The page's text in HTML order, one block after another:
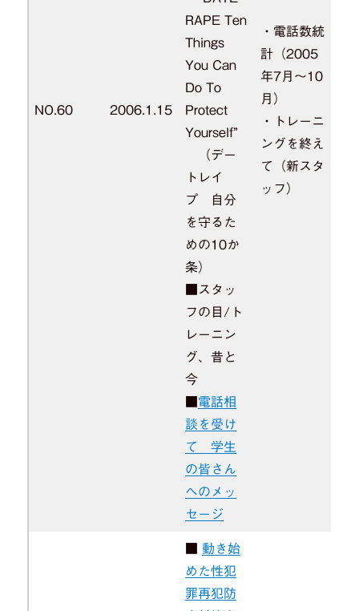
NO.60 2006.1.15
RAPE Ten
Things
You Can
Do To
Protect
Yourself”
（デー
トレイ
プ 自分
を守るた
めの10か
条）
■スタッ
フの目/ト
レーニン
グ、昔と
今
電話相
談を受け
て 学生
の皆さん
へのメッ
セージ
・電話数統
計（2005
年7月～10
月）
・トレーニ
ングを終え
て（新スタ
ッフ）
動き始
めた性犯
罪再犯防